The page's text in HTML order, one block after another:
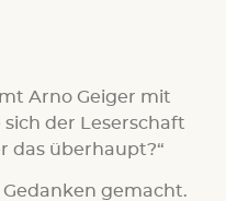
Arno Geiger mit
der Leserschaft
das überhaupt?“
gemacht.